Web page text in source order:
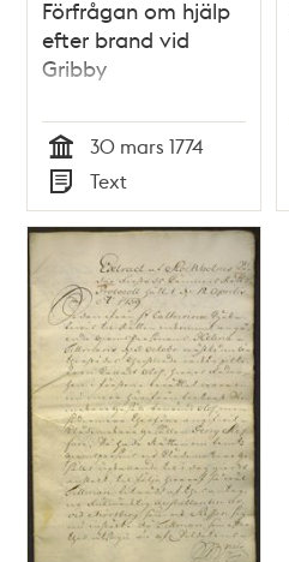
Förfrågan om hjälp
efter brand vid
Gribby
Tid
30 mars 1774
Typ
Text